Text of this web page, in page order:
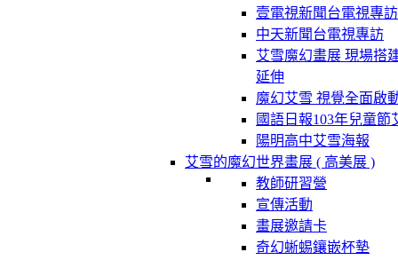
壹電視新聞台電視專訪
中天新聞台電視專訪
艾雪魔幻畫展 現場搭
延伸
魔幻艾雪 視覺全面啟
國語日報103年兒童節
陽明高中艾雪海報
艾雪的魔幻世界畫展 ( 高美展 )
教師研習營
宣傳活動
畫展邀請卡
奇幻蜥蜴鑲嵌杯墊